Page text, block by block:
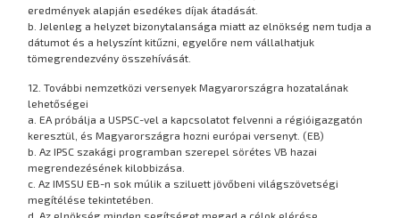
eredmények alapján esedékes díjak átadását.
b. Jelenleg a helyzet bizonytalansága miatt az elnökség nem tudja a
dátumot és a helyszínt kitűzni, egyelőre nem vállalhatjuk
tömegrendezvény összehívását.
12. További nemzetközi versenyek Magyarországra hozatalának
lehetőségei
a. EA próbálja a USPSC-vel a kapcsolatot felvenni a régióigazgatón
keresztül, és Magyarországra hozni európai versenyt. (EB)
b. Az IPSC szakági programban szerepel sörétes VB hazai
megrendezésének kilobbizása.
c. Az IMSSU EB-n sok múlik a sziluett jövőbeni világszövetségi
megítélése tekintetében.
d. Az elnökség minden segítséget megad a célok elérése